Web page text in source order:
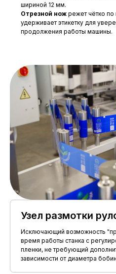
шириной 12 мм.
Отрезной нож режет чётко
удерживает этикетку для
продолжения работы машины.
Узел размотки
Исключающий возможность
время работы станка с
пленки, не требующий
зависимости от диаметра